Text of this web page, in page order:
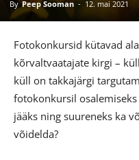
By Peep Sooman - 12. mai 2021
Fotokonkursid kütavad
kõrvaltvaatajate kirgi –
küll on takkajärgi
fotokonkursil
jääks ning suureneks ka
võidelda?